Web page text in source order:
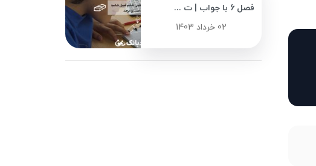
فصل 6 با جواب | ت ...
02 خرداد 1403